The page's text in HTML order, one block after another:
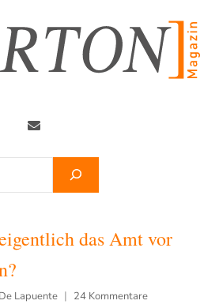
Newsletter
das Amt vor
Lapuente 24 Kommentare